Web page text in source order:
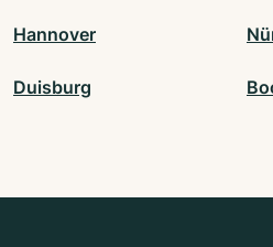
Hannover
Duisburg